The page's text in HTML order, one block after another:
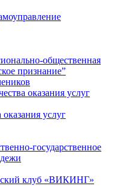
общественная
признание”
оказания услуг
услуг
государственное
клуб «ВИКИНГ»